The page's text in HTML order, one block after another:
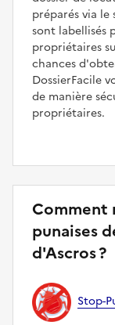
préparés via
sont labellisés
propriétaires
chances
DossierFacile
de manière
propriétaires.
Comment
punaises
d'Ascros ?
Stop-